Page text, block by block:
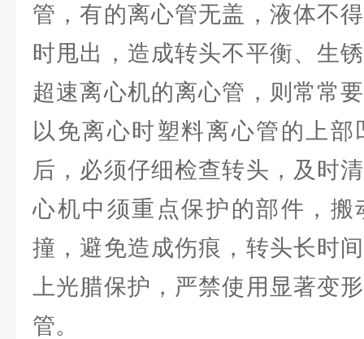
管，有的离心管无盖，液体不
时甩出，造成转头不平衡、生
超速离心机的离心管，则常常
以免离心时塑料离心管的上
后，必须仔细检查转头，及时
心机中须重点保护的部件，搬
撞，避免造成伤痕，转头长时
上光腊保护，严禁使用显著变
管。